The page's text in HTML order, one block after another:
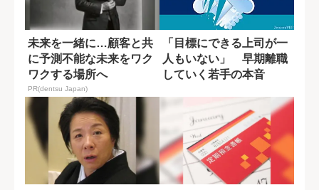
未来を一緒に…顧客と共
に予測不能な未来をワク
ワクする場所へ
PR(dentsu Japan)
「目標にできる上司が一
人もいない」 早期離職
していく若手の本音